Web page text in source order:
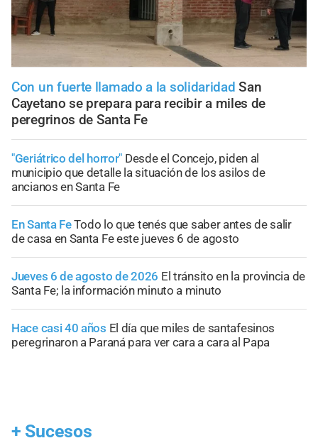
Con un fuerte llamado a la solidaridad San
Cayetano se prepara para recibir a miles de
peregrinos de Santa Fe
"Geriátrico del horror" Desde el Concejo, piden al
municipio que detalle la situación de los asilos de
ancianos en Santa Fe
En Santa FeTodo lo que tenés que saber antes de salir
de casa en Santa Fe este jueves 6 de agosto
Jueves 6 de agosto de 2026 El tránsito en la provincia de
Santa Fe; la información minuto a minuto
Hace casi 40 años El día que miles de santafesinos
peregrinaron a Paraná para ver cara a cara al Papa
+ Sucesos